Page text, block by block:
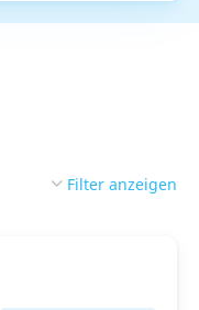
Filter anzeigen